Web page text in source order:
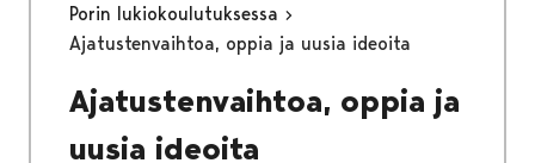
Porin lukiokoulutuksessa
Ajatustenvaihtoa, oppia ja uusia ideoita
Ajatustenvaihtoa, oppia ja
uusia ideoita